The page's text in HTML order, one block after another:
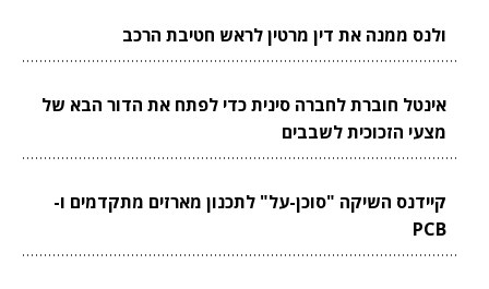
ולנס ממנה את דין מרטין לראש חטיבת הרכב
אינטל חוברת לחברה סינית כדי לפתח את הדור הבא של
מצעי הזכוכית לשבבים
קיידנס השיקה "סוכן-על" לתכנון מארזים מתקדמים ו-
PCB